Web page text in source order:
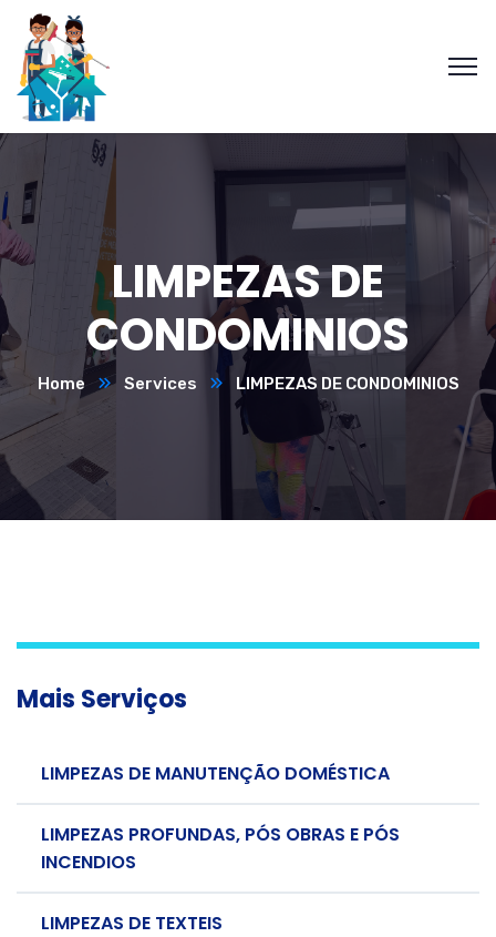
LIMPEZAS DE
CONDOMINIOS
Home Services LIMPEZAS DE CONDOMINIOS
Mais Serviços
LIMPEZAS DE MANUTENÇÃO DOMÉSTICA
LIMPEZAS PROFUNDAS, PÓS OBRAS E PÓS
INCENDIOS
LIMPEZAS DE TEXTEIS